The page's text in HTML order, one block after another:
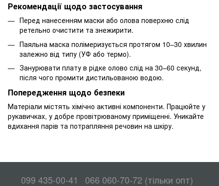
Рекомендації щодо застосування
Перед нанесенням маски або олова поверхню слід
ретельно очистити та знежирити.
Паяльна маска полімеризується протягом 10–30 хвилин
залежно від типу (УФ або термо).
Занурювати плату в рідке олово слід на 30–60 секунд,
після чого промити дистильованою водою.
Попередження щодо безпеки
Матеріали містять хімічно активні компоненти. Працюйте у
рукавичках, у добре провітрюваному приміщенні. Уникайте
вдихання парів та потрапляння речовин на шкіру.
099 435-00-41 066 060-70-72 (тільки опт)